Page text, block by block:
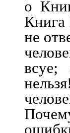
о
Книга
не
всуе;